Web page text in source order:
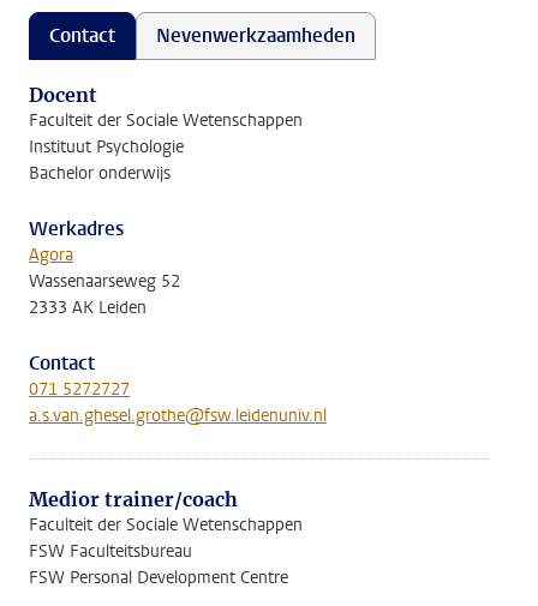
Contact Nevenwerkzaamheden
Docent
Faculteit der Sociale Wetenschappen
Instituut Psychologie
Bachelor onderwijs
Werkadres
Agora
Wassenaarseweg 52
2333 AK Leiden
Contact
071 5272727
a.s.van.ghesel.grothe@fsw.leidenuniv.nl
Medior trainer/coach
Faculteit der Sociale Wetenschappen
FSW Faculteitsbureau
FSW Personal Development Centre